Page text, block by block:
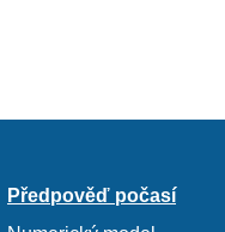
Předpověď počasí